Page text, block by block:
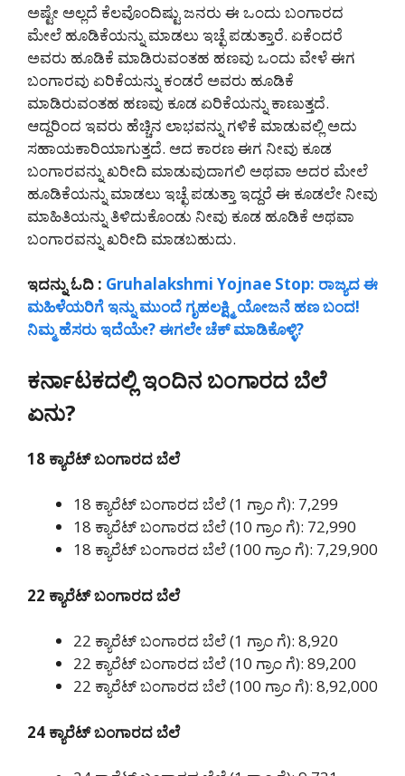
ಅಷ್ಟೇ ಅಲ್ಲದೆ ಕೆಲವೊಂದಿಷ್ಟು ಜನರು ಈ ಒಂದು ಬಂಗಾರದ
ಮೇಲೆ ಹೂಡಿಕೆಯನ್ನು ಮಾಡಲು ಇಚ್ಛೆ ಪಡುತ್ತಾರೆ. ಏಕೆಂದರೆ
ಅವರು ಹೂಡಿಕೆ ಮಾಡಿರುವಂತಹ ಹಣವು ಒಂದು ವೇಳೆ ಈಗ
ಬಂಗಾರವು ಏರಿಕೆಯನ್ನು ಕಂಡರೆ ಅವರು ಹೂಡಿಕೆ
ಮಾಡಿರುವಂತಹ ಹಣವು ಕೂಡ ಏರಿಕೆಯನ್ನು ಕಾಣುತ್ತದೆ.
ಆದ್ದರಿಂದ ಇವರು ಹೆಚ್ಚಿನ ಲಾಭವನ್ನು ಗಳಿಕೆ ಮಾಡುವಲ್ಲಿ ಅದು
ಸಹಾಯಕಾರಿಯಾಗುತ್ತದೆ. ಆದ ಕಾರಣ ಈಗ ನೀವು ಕೂಡ
ಬಂಗಾರವನ್ನು ಖರೀದಿ ಮಾಡುವುದಾಗಲಿ ಅಥವಾ ಅದರ ಮೇಲೆ
ಹೂಡಿಕೆಯನ್ನು ಮಾಡಲು ಇಚ್ಛೆ ಪಡುತ್ತಾ ಇದ್ದರೆ ಈ ಕೂಡಲೇ ನೀವು
ಮಾಹಿತಿಯನ್ನು ತಿಳಿದುಕೊಂಡು ನೀವು ಕೂಡ ಹೂಡಿಕೆ ಅಥವಾ
ಬಂಗಾರವನ್ನು ಖರೀದಿ ಮಾಡಬಹುದು.
ಇದನ್ನು ಓದಿ : Gruhalakshmi Yojnae Stop: ರಾಜ್ಯದ ಈ
ಮಹಿಳೆಯರಿಗೆ ಇನ್ನು ಮುಂದೆ ಗೃಹಲಕ್ಷ್ಮಿ ಯೋಜನೆ ಹಣ ಬಂದ!
ನಿಮ್ಮ ಹೆಸರು ಇದೆಯೇ? ಈಗಲೇ ಚೆಕ್ ಮಾಡಿಕೊಳ್ಳಿ?
ಕರ್ನಾಟಕದಲ್ಲಿ ಇಂದಿನ ಬಂಗಾರದ ಬೆಲೆ
ಏನು?
18 ಕ್ಯಾರೆಟ್ ಬಂಗಾರದ ಬೆಲೆ
18 ಕ್ಯಾರೆಟ್ ಬಂಗಾರದ ಬೆಲೆ (1 ಗ್ರಾಂ ಗೆ): 7,299
18 ಕ್ಯಾರೆಟ್ ಬಂಗಾರದ ಬೆಲೆ (10 ಗ್ರಾಂ ಗೆ): 72,990
18 ಕ್ಯಾರೆಟ್ ಬಂಗಾರದ ಬೆಲೆ (100 ಗ್ರಾಂ ಗೆ): 7,29,900
22 ಕ್ಯಾರೆಟ್ ಬಂಗಾರದ ಬೆಲೆ
22 ಕ್ಯಾರೆಟ್ ಬಂಗಾರದ ಬೆಲೆ (1 ಗ್ರಾಂ ಗೆ): 8,920
22 ಕ್ಯಾರೆಟ್ ಬಂಗಾರದ ಬೆಲೆ (10 ಗ್ರಾಂ ಗೆ): 89,200
22 ಕ್ಯಾರೆಟ್ ಬಂಗಾರದ ಬೆಲೆ (100 ಗ್ರಾಂ ಗೆ): 8,92,000
24 ಕ್ಯಾರೆಟ್ ಬಂಗಾರದ ಬೆಲೆ